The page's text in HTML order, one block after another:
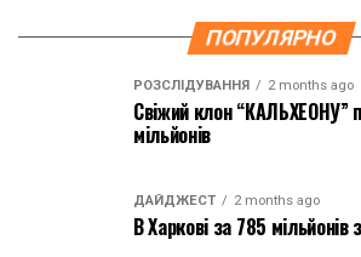
ПОПУЛЯРНО
РОЗСЛІДУВАННЯ 2 months ago
Свіжий клон “КАЛЬХЕОНУ”
мільйонів
ДАЙДЖЕСТ 2 months ago
В Харкові за 785 мільйонів